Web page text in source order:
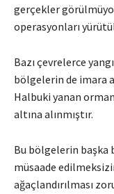
gerçekler
operasyonları
Bazı çevrelerce
bölgelerin de imara
Halbuki yanan
altına alınmıştır.
Bu bölgelerin başka
müsaade
ağaçlandırılması